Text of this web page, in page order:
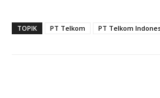
TOPIK PT Telkom PT Telkom